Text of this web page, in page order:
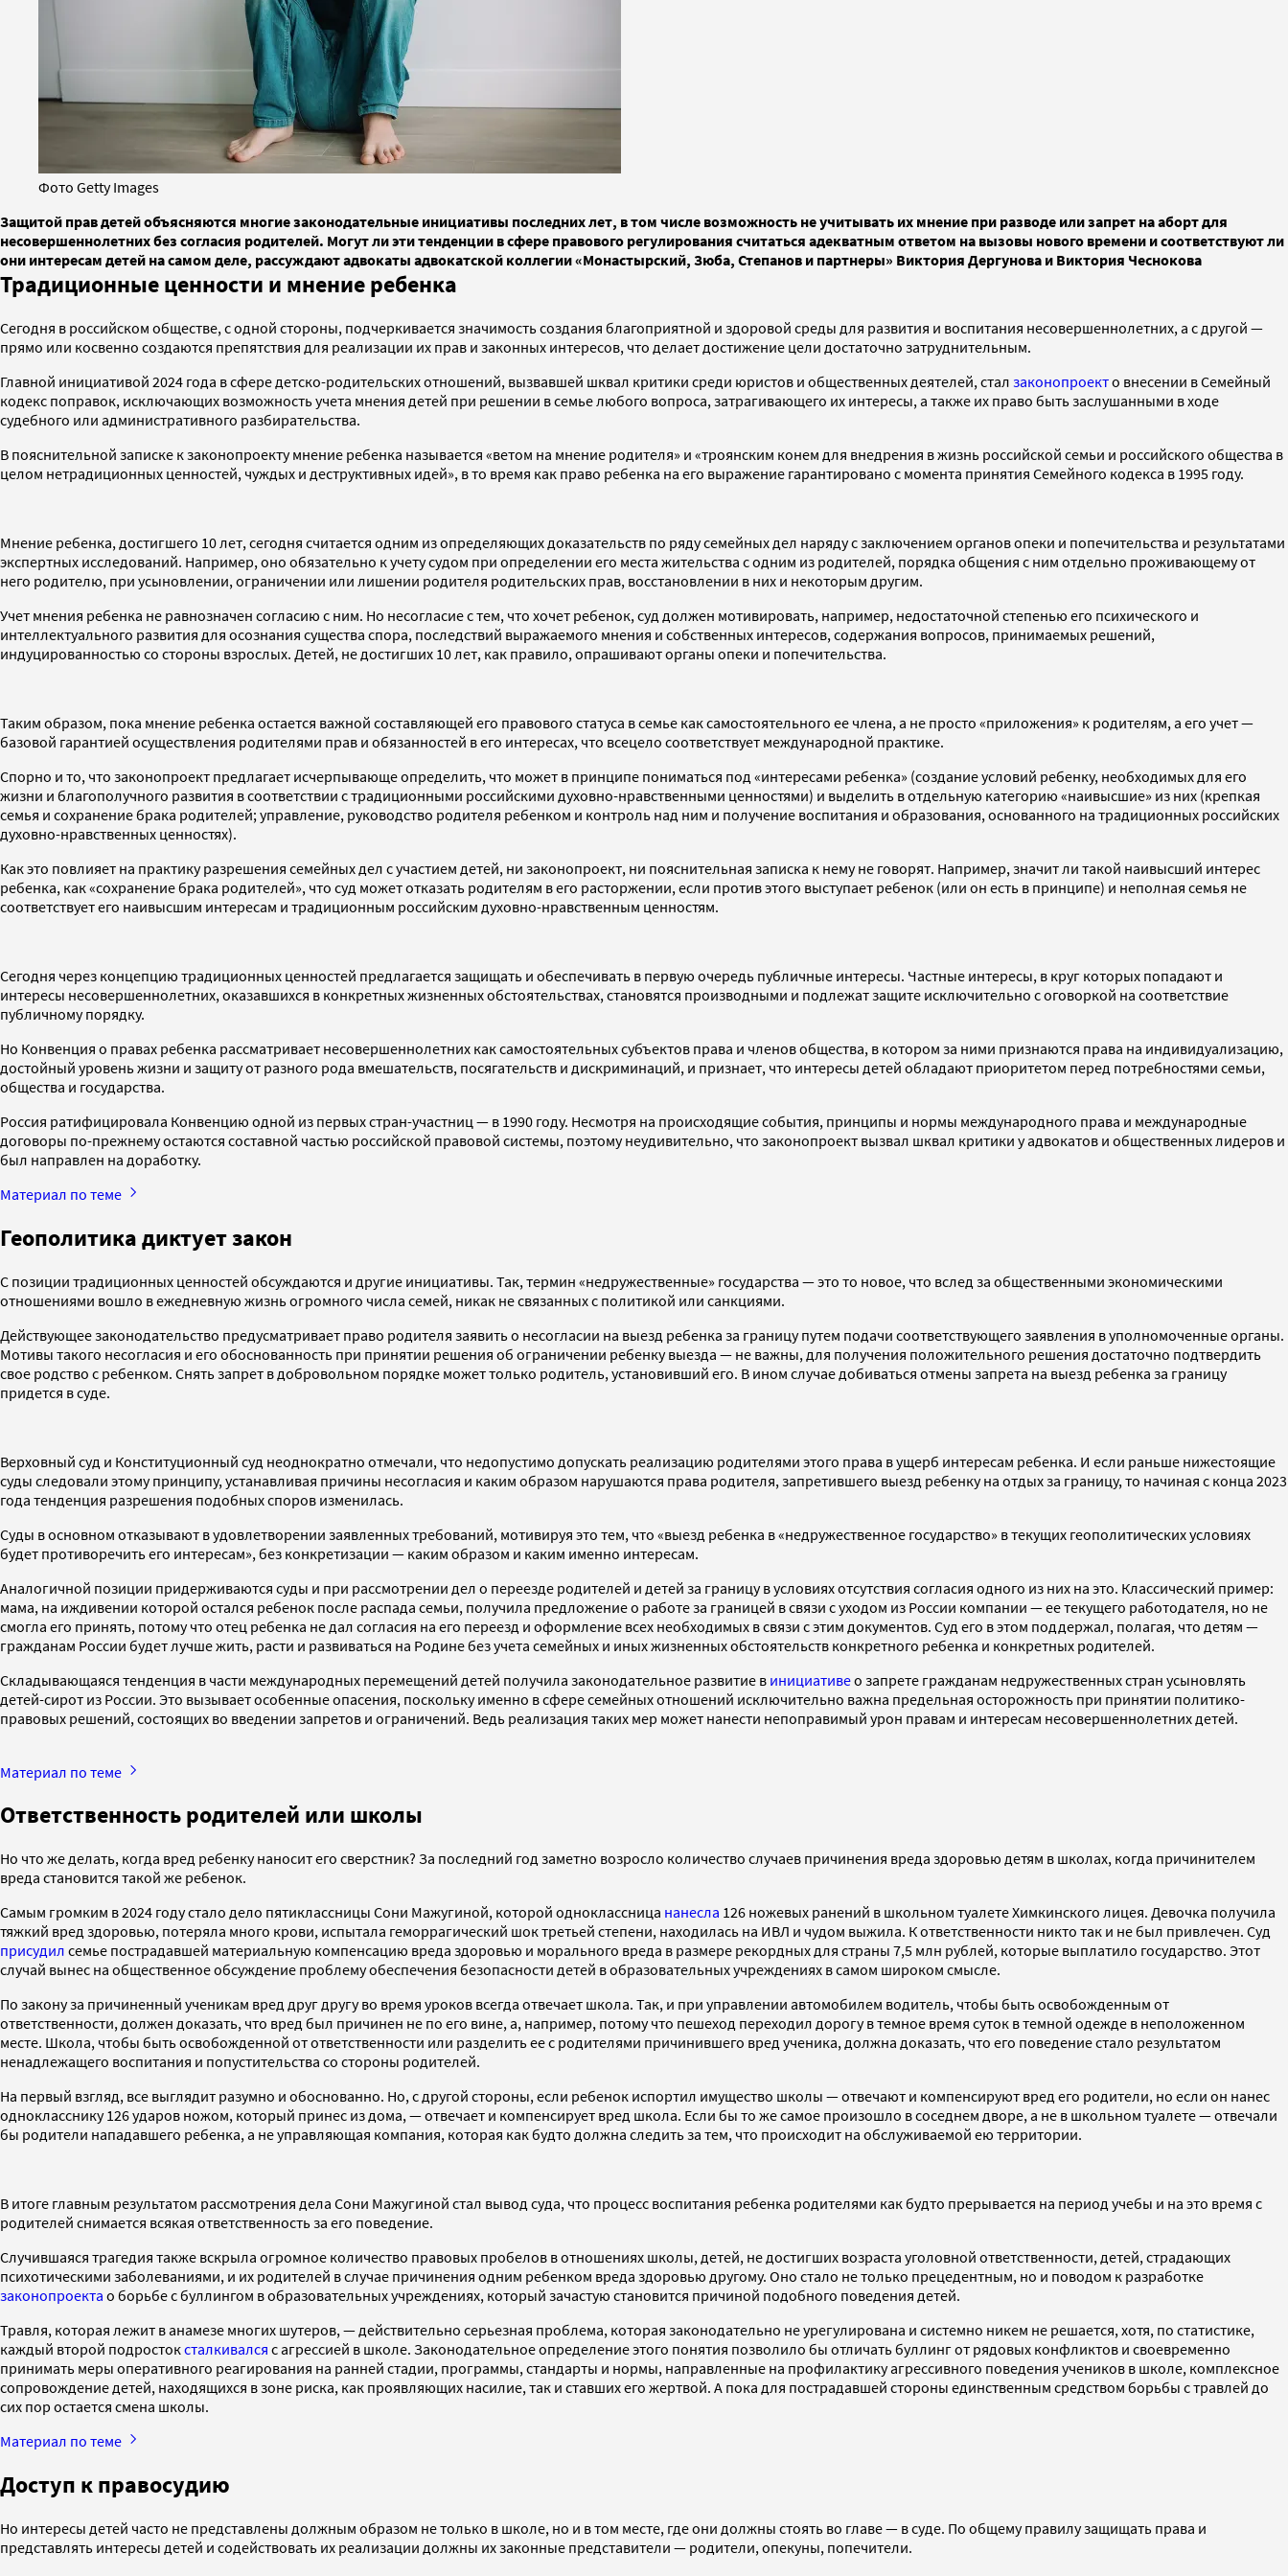
Фото Getty Images
Защитой прав детей объясняются многие законодательные инициативы последних лет, в том числе возможность не учитывать их мнение при разводе или запрет на аборт для
несовершеннолетних без согласия родителей. Могут ли эти тенденции в сфере правового регулирования считаться адекватным ответом на вызовы нового времени и соответствуют ли
они интересам детей на самом деле, рассуждают адвокаты адвокатской коллегии «Монастырский, Зюба, Степанов и партнеры» Виктория Дергунова и Виктория Чеснокова
Традиционные ценности и мнение ребенка
Сегодня в российском обществе, с одной стороны, подчеркивается значимость создания благоприятной и здоровой среды для развития и воспитания несовершеннолетних, а с другой —
прямо или косвенно создаются препятствия для реализации их прав и законных интересов, что делает достижение цели достаточно затруднительным.
Главной инициативой 2024 года в сфере детско-родительских отношений, вызвавшей шквал критики среди юристов и общественных деятелей, стал законопроекто внесении в Семейный
кодекс поправок, исключающих возможность учета мнения детей при решении в семье любого вопроса, затрагивающего их интересы, а также их право быть заслушанными в ходе
судебного или административного разбирательства.
В пояснительной записке к законопроекту мнение ребенка называется «ветом на мнение родителя» и «троянским конем для внедрения в жизнь российской семьи и российского общества в
целом нетрадиционных ценностей, чуждых и деструктивных идей», в то время как право ребенка на его выражение гарантировано с момента принятия Семейного кодекса в 1995 году.
Мнение ребенка, достигшего 10 лет, сегодня считается одним из определяющих доказательств по ряду семейных дел наряду с заключением органов опеки и попечительства и результатами
экспертных исследований. Например, оно обязательно к учету судом при определении его места жительства с одним из родителей, порядка общения с ним отдельно проживающему от
него родителю, при усыновлении, ограничении или лишении родителя родительских прав, восстановлении в них и некоторым другим.
Учет мнения ребенка не равнозначен согласию с ним. Но несогласие с тем, что хочет ребенок, суд должен мотивировать, например, недостаточной степенью его психического и
интеллектуального развития для осознания существа спора, последствий выражаемого мнения и собственных интересов, содержания вопросов, принимаемых решений,
индуцированностью со стороны взрослых. Детей, не достигших 10 лет, как правило, опрашивают органы опеки и попечительства.
Таким образом, пока мнение ребенка остается важной составляющей его правового статуса в семье как самостоятельного ее члена, а не просто «приложения» к родителям, а его учет —
базовой гарантией осуществления родителями прав и обязанностей в его интересах, что всецело соответствует международной практике.
Спорно и то, что законопроект предлагает исчерпывающе определить, что может в принципе пониматься под «интересами ребенка» (создание условий ребенку, необходимых для его
жизни и благополучного развития в соответствии с традиционными российскими духовно-нравственными ценностями) и выделить в отдельную категорию «наивысшие» из них (крепкая
семья и сохранение брака родителей; управление, руководство родителя ребенком и контроль над ним и получение воспитания и образования, основанного на традиционных российских
духовно-нравственных ценностях).
Как это повлияет на практику разрешения семейных дел с участием детей, ни законопроект, ни пояснительная записка к нему не говорят. Например, значит ли такой наивысший интерес
ребенка, как «сохранение брака родителей», что суд может отказать родителям в его расторжении, если против этого выступает ребенок (или он есть в принципе) и неполная семья не
соответствует его наивысшим интересам и традиционным российским духовно-нравственным ценностям.
Сегодня через концепцию традиционных ценностей предлагается защищать и обеспечивать в первую очередь публичные интересы. Частные интересы, в круг которых попадают и
интересы несовершеннолетних, оказавшихся в конкретных жизненных обстоятельствах, становятся производными и подлежат защите исключительно с оговоркой на соответствие
публичному порядку.
Но Конвенция о правах ребенка рассматривает несовершеннолетних как самостоятельных субъектов права и членов общества, в котором за ними признаются права на индивидуализацию,
достойный уровень жизни и защиту от разного рода вмешательств, посягательств и дискриминаций, и признает, что интересы детей обладают приоритетом перед потребностями семьи,
общества и государства.
Россия ратифицировала Конвенцию одной из первых стран-участниц — в 1990 году. Несмотря на происходящие события, принципы и нормы международного права и международные
договоры по-прежнему остаются составной частью российской правовой системы, поэтому неудивительно, что законопроект вызвал шквал критики у адвокатов и общественных лидеров и
был направлен на доработку.
Материал по теме
Геополитика диктует закон
С позиции традиционных ценностей обсуждаются и другие инициативы. Так, термин «недружественные» государства — это то новое, что вслед за общественными экономическими
отношениями вошло в ежедневную жизнь огромного числа семей, никак не связанных с политикой или санкциями.
Действующее законодательство предусматривает право родителя заявить о несогласии на выезд ребенка за границу путем подачи соответствующего заявления в уполномоченные органы.
Мотивы такого несогласия и его обоснованность при принятии решения об ограничении ребенку выезда — не важны, для получения положительного решения достаточно подтвердить
свое родство с ребенком. Снять запрет в добровольном порядке может только родитель, установивший его. В ином случае добиваться отмены запрета на выезд ребенка за границу
придется в суде.
Верховный суд и Конституционный суд неоднократно отмечали, что недопустимо допускать реализацию родителями этого права в ущерб интересам ребенка. И если раньше нижестоящие
суды следовали этому принципу, устанавливая причины несогласия и каким образом нарушаются права родителя, запретившего выезд ребенку на отдых за границу, то начиная с конца 2023
года тенденция разрешения подобных споров изменилась.
Суды в основном отказывают в удовлетворении заявленных требований, мотивируя это тем, что «выезд ребенка в «недружественное государство» в текущих геополитических условиях
будет противоречить его интересам», без конкретизации — каким образом и каким именно интересам.
Аналогичной позиции придерживаются суды и при рассмотрении дел о переезде родителей и детей за границу в условиях отсутствия согласия одного из них на это. Классический пример:
мама, на иждивении которой остался ребенок после распада семьи, получила предложение о работе за границей в связи с уходом из России компании — ее текущего работодателя, но не
смогла его принять, потому что отец ребенка не дал согласия на его переезд и оформление всех необходимых в связи с этим документов. Суд его в этом поддержал, полагая, что детям —
гражданам России будет лучше жить, расти и развиваться на Родине без учета семейных и иных жизненных обстоятельств конкретного ребенка и конкретных родителей.
Складывающаяся тенденция в части международных перемещений детей получила законодательное развитие в инициативео запрете гражданам недружественных стран усыновлять
детей-сирот из России. Это вызывает особенные опасения, поскольку именно в сфере семейных отношений исключительно важна предельная осторожность при принятии политико-
правовых решений, состоящих во введении запретов и ограничений. Ведь реализация таких мер может нанести непоправимый урон правам и интересам несовершеннолетних детей.
Материал по теме
Ответственность родителей или школы
Но что же делать, когда вред ребенку наносит его сверстник? За последний год заметно возросло количество случаев причинения вреда здоровью детям в школах, когда причинителем
вреда становится такой же ребенок.
Самым громким в 2024 году стало дело пятиклассницы Сони Мажугиной, которой одноклассница нанесла 126 ножевых ранений в школьном туалете Химкинского лицея. Девочка получила
тяжкий вред здоровью, потеряла много крови, испытала геморрагический шок третьей степени, находилась на ИВЛ и чудом выжила. К ответственности никто так и не был привлечен. Суд
присудил семье пострадавшей материальную компенсацию вреда здоровью и морального вреда в размере рекордных для страны 7,5 млн рублей, которые выплатило государство. Этот
случай вынес на общественное обсуждение проблему обеспечения безопасности детей в образовательных учреждениях в самом широком смысле.
По закону за причиненный ученикам вред друг другу во время уроков всегда отвечает школа. Так, и при управлении автомобилем водитель, чтобы быть освобожденным от
ответственности, должен доказать, что вред был причинен не по его вине, а, например, потому что пешеход переходил дорогу в темное время суток в темной одежде в неположенном
месте. Школа, чтобы быть освобожденной от ответственности или разделить ее с родителями причинившего вред ученика, должна доказать, что его поведение стало результатом
ненадлежащего воспитания и попустительства со стороны родителей.
На первый взгляд, все выглядит разумно и обоснованно. Но, с другой стороны, если ребенок испортил имущество школы — отвечают и компенсируют вред его родители, но если он нанес
однокласснику 126 ударов ножом, который принес из дома, — отвечает и компенсирует вред школа. Если бы то же самое произошло в соседнем дворе, а не в школьном туалете — отвечали
бы родители нападавшего ребенка, а не управляющая компания, которая как будто должна следить за тем, что происходит на обслуживаемой ею территории.
В итоге главным результатом рассмотрения дела Сони Мажугиной стал вывод суда, что процесс воспитания ребенка родителями как будто прерывается на период учебы и на это время с
родителей снимается всякая ответственность за его поведение.
Случившаяся трагедия также вскрыла огромное количество правовых пробелов в отношениях школы, детей, не достигших возраста уголовной ответственности, детей, страдающих
психотическими заболеваниями, и их родителей в случае причинения одним ребенком вреда здоровью другому. Оно стало не только прецедентным, но и поводом к разработке
законопроекта о борьбе с буллингом в образовательных учреждениях, который зачастую становится причиной подобного поведения детей.
Травля, которая лежит в анамезе многих шутеров, — действительно серьезная проблема, которая законодательно не урегулирована и системно никем не решается, хотя, по статистике,
каждый второй подростоксталкивался с агрессией в школе. Законодательное определение этого понятия позволило бы отличать буллинг от рядовых конфликтов и своевременно
принимать меры оперативного реагирования на ранней стадии, программы, стандарты и нормы, направленные на профилактику агрессивного поведения учеников в школе, комплексное
сопровождение детей, находящихся в зоне риска, как проявляющих насилие, так и ставших его жертвой. А пока для пострадавшей стороны единственным средством борьбы с травлей до
сих пор остается смена школы.
Материал по теме
Доступ к правосудию
Но интересы детей часто не представлены должным образом не только в школе, но и в том месте, где они должны стоять во главе — в суде. По общему правилу защищать права и
представлять интересы детей и содействовать их реализации должны их законные представители — родители, опекуны, попечители.